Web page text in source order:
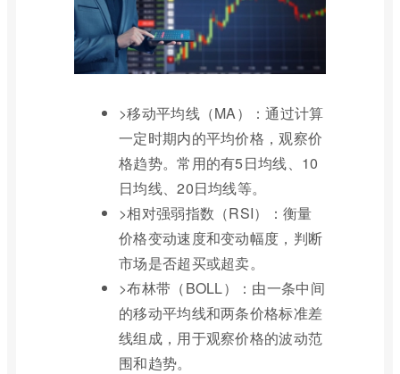
>移动平均线（MA）：通过计算
一定时期内的平均价格，观察价
格趋势。常用的有5日均线、10
日均线、20日均线等。
>相对强弱指数（RSI）：衡量
价格变动速度和变动幅度，判断
市场是否超买或超卖。
>布林带（BOLL）：由一条中间
的移动平均线和两条价格标准差
线组成，用于观察价格的波动范
围和趋势。